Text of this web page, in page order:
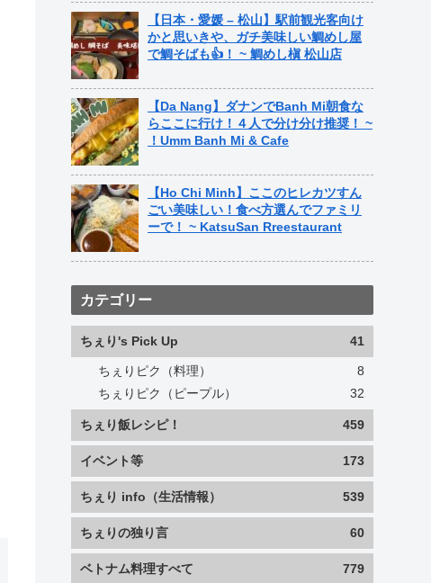
【日本・愛媛 – 松山】駅前観光客向け
かと思いきや、ガチ美味しい鯛めし屋
で鯛そばも👍！ ~ 鯛めし槇 松山店
【Da Nang】ダナンでBanh Mi朝食な
らここに行け！４人で分け分け推奨！ ~
！Umm Banh Mi & Cafe
【Ho Chi Minh】ここのヒレカツすん
ごい美味しい！食べ方選んでファミリ
ーで！ ~ KatsuSan Rreestaurant
カテゴリー
ちぇり's Pick Up 41
ちぇりピク（料理）
8
ちぇりピク（ピープル）
32
ちぇり飯レシピ！ 459
イベント等 173
ちぇり info（生活情報） 539
ちぇりの独り言 60
ベトナム料理すべて 779